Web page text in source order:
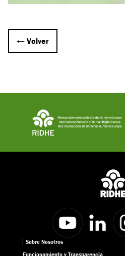
← Volver
Sobre Nosotros
Funcionamiento y Transparencia